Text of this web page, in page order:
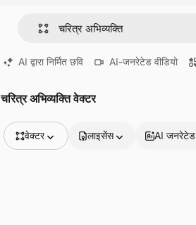
AI द्वारा निर्मित छवि AI-जनरेटेड वीडियो
चरित्र अभिव्यक्ति वेक्टर
वेक्टर लाइसेंस AI जनरेटेड